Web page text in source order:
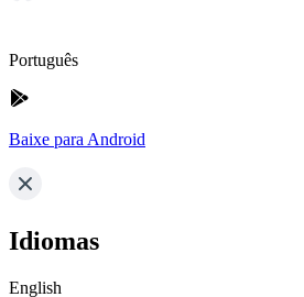
Português
Baixe para Android
Idiomas
English